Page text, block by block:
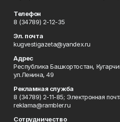
Телефон
8 (34789) 2-12-35
Эл. почта
kugvestigazeta@yandex.ru
Адрес
Республика Башкортостан,
ул.Ленина, 49
Рекламная служба
8 (34789) 2-11-85; Электронная
reklama@rambler.ru
Сотрудничество